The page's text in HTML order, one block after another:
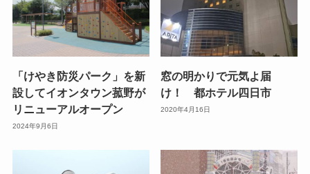
「けやき防災パーク」を新
設してイオンタウン菰野が
リニューアルオープン
2024年9月6日
窓の明かりで元気よ届
け！ 都ホテル四日市
2020年4月16日